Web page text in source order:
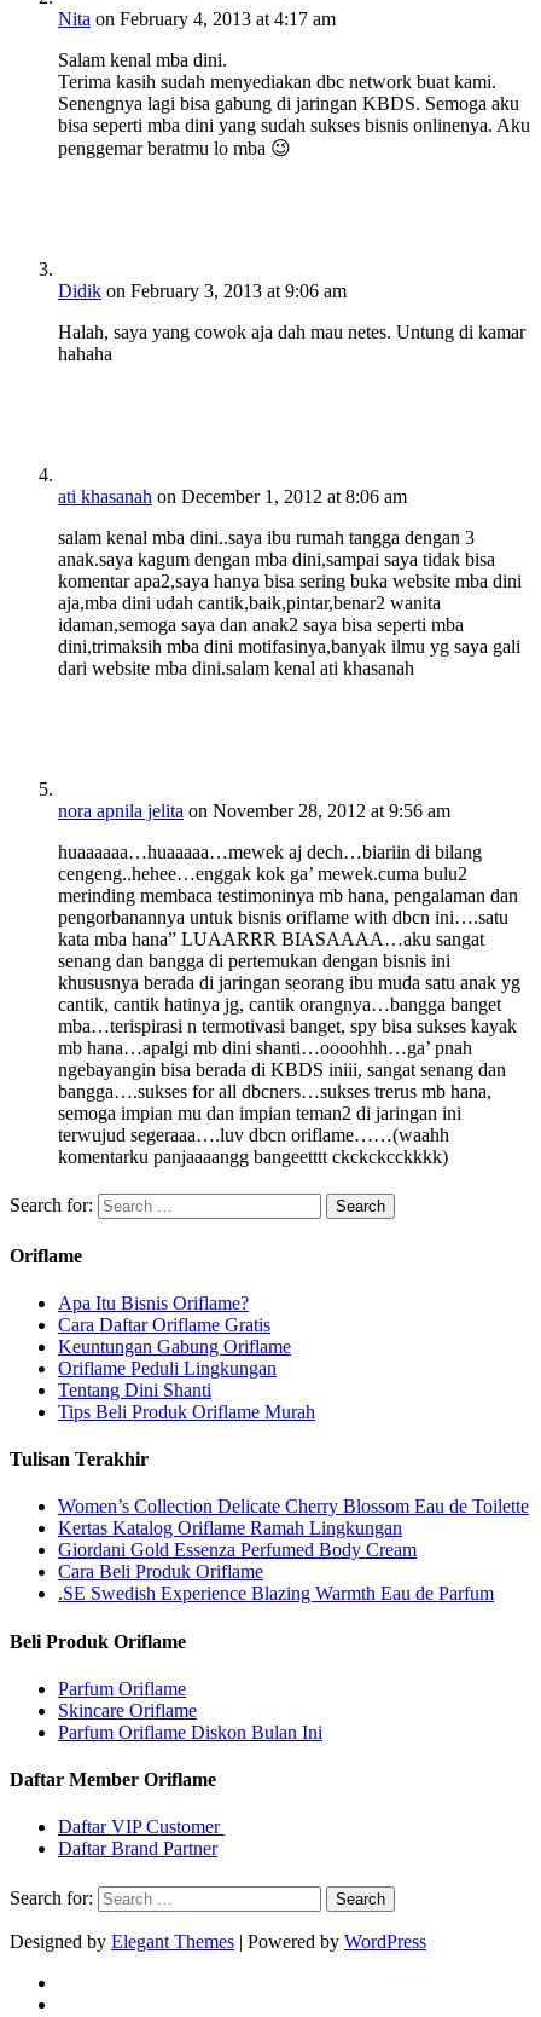
Nita on February 4, 2013 at 4:17 am
Salam kenal mba dini.
Terima kasih sudah menyediakan dbc network buat kami.
Senengnya lagi bisa gabung di jaringan KBDS. Semoga aku
bisa seperti mba dini yang sudah sukses bisnis onlinenya. Aku
penggemar beratmu lo mba 😉
Didik on February 3, 2013 at 9:06 am
Halah, saya yang cowok aja dah mau netes. Untung di kamar
hahaha
ati khasanah on December 1, 2012 at 8:06 am
salam kenal mba dini..saya ibu rumah tangga dengan 3
anak.saya kagum dengan mba dini,sampai saya tidak bisa
komentar apa2,saya hanya bisa sering buka website mba dini
aja,mba dini udah cantik,baik,pintar,benar2 wanita
idaman,semoga saya dan anak2 saya bisa seperti mba
dini,trimaksih mba dini motifasinya,banyak ilmu yg saya gali
dari website mba dini.salam kenal ati khasanah
nora apnila jelita on November 28, 2012 at 9:56 am
huaaaaaa…huaaaaa…mewek aj dech…biariin di bilang
cengeng..hehee…enggak kok ga’ mewek.cuma bulu2
merinding membaca testimoninya mb hana, pengalaman dan
pengorbanannya untuk bisnis oriflame with dbcn ini….satu
kata mba hana” LUAARRR BIASAAAA…aku sangat
senang dan bangga di pertemukan dengan bisnis ini
khususnya berada di jaringan seorang ibu muda satu anak yg
cantik, cantik hatinya jg, cantik orangnya…bangga banget
mba…terispirasi n termotivasi banget, spy bisa sukses kayak
mb hana…apalgi mb dini shanti…oooohhh…ga’ pnah
ngebayangin bisa berada di KBDS iniii, sangat senang dan
bangga….sukses for all dbcners…sukses trerus mb hana,
semoga impian mu dan impian teman2 di jaringan ini
terwujud segeraaa….luv dbcn oriflame……(waahh
komentarku panjaaaangg bangeetttt ckckckcckkkk)
Search for:
Oriflame
Apa Itu Bisnis Oriflame?
Cara Daftar Oriflame Gratis
Keuntungan Gabung Oriflame
Oriflame Peduli Lingkungan
Tentang Dini Shanti
Tips Beli Produk Oriflame Murah
Tulisan Terakhir
Women’s Collection Delicate Cherry Blossom Eau de Toilette
Kertas Katalog Oriflame Ramah Lingkungan
Giordani Gold Essenza Perfumed Body Cream
Cara Beli Produk Oriflame
.SE Swedish Experience Blazing Warmth Eau de Parfum
Beli Produk Oriflame
Parfum Oriflame
Skincare Oriflame
Parfum Oriflame Diskon Bulan Ini
Daftar Member Oriflame
Daftar VIP Customer
Daftar Brand Partner
Search for:
Designed by Elegant Themes | Powered by WordPress